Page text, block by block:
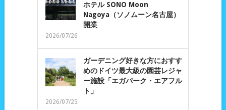
ホテル SONO Moon
Nagoya（ソノムーン名古屋）
開業
2026/07/26
ガーデニング好きな方におすす
めのドイツ最大級の園芸レジャ
ー施設「エガパーク・エアフル
ト」
2026/07/25